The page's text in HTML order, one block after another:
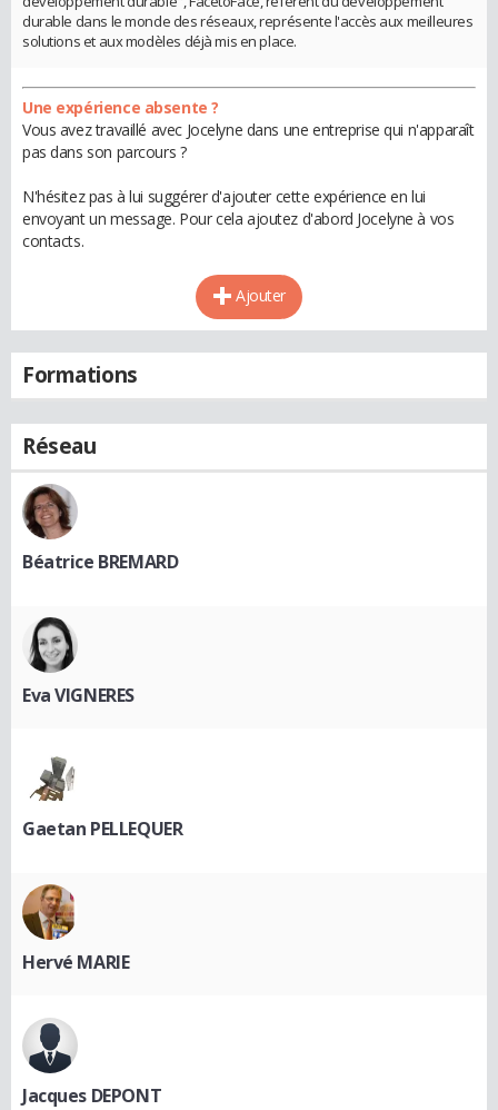
durable dans le monde des réseaux, représente l'accès aux meilleures
solutions et aux modèles déjà mis en place.
Une expérience absente ?
Vous avez travaillé avec Jocelyne dans une entreprise qui n'apparaît
pas dans son parcours ?
N'hésitez pas à lui suggérer d'ajouter cette expérience en lui
envoyant un message. Pour cela ajoutez d'abord Jocelyne à vos
contacts.
Ajouter
Formations
Réseau
Béatrice BREMARD
Eva VIGNERES
Gaetan PELLEQUER
Hervé MARIE
Jacques DEPONT